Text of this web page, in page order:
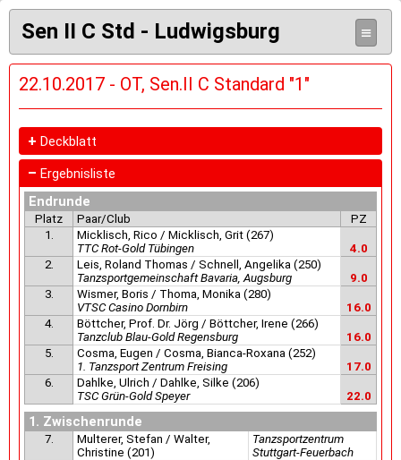
Sen II C Std - Ludwigsburg ≡
22.10.2017 - OT, Sen.II C Standard "1"
+ Deckblatt
– Ergebnisliste
Endrunde
Platz Paar/Club
PZ
1.
Micklisch, Rico / Micklisch, Grit (267)
TTC Rot-Gold Tübingen
4.0
2.
Leis, Roland Thomas / Schnell, Angelika (250)
Tanzsportgemeinschaft Bavaria, Augsburg
9.0
3.
Wismer, Boris / Thoma, Monika (280)
VTSC Casino Dornbirn
16.0
4.
Böttcher, Prof. Dr. Jörg / Böttcher, Irene (266)
Tanzclub Blau-Gold Regensburg
16.0
5.
Cosma, Eugen / Cosma, Bianca-Roxana (252)
1. Tanzsport Zentrum Freising
17.0
6.
Dahlke, Ulrich / Dahlke, Silke (206)
TSC Grün-Gold Speyer
22.0
1. Zwischenrunde
7.
Multerer, Stefan / Walter,
Christine (201)
Tanzsportzentrum
Stuttgart-Feuerbach